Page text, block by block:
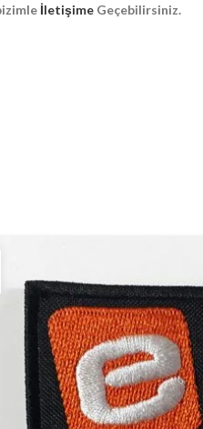
İletişime Geçebilirsiniz.